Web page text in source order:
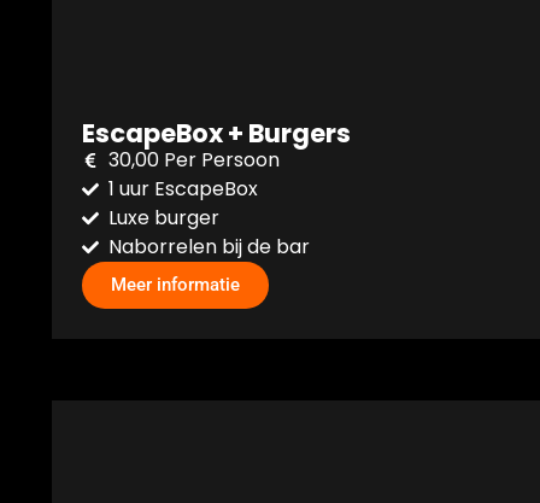
EscapeBox + Burgers
30,00 Per Persoon
1 uur EscapeBox
Luxe burger
Naborrelen bij de bar
Meer informatie